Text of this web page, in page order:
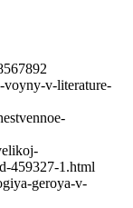
voyny-v-literature-
459327-1.html
geroya-v-